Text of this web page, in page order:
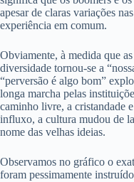
apesar de claras variações
experiência em comum.
Obviamente, à medida que
diversidade tornou-se a
“perversão é algo bom”
longa marcha pelas
caminho livre, a cristandade
influxo, a cultura mudou de
nome das velhas ideias.
Observamos no gráfico o
foram pessimamente